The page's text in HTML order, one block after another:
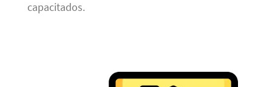
capacitados.